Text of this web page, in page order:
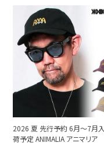
2026 夏 先行予約 6月～7月入
荷予定 ANIMALIA アニマリア